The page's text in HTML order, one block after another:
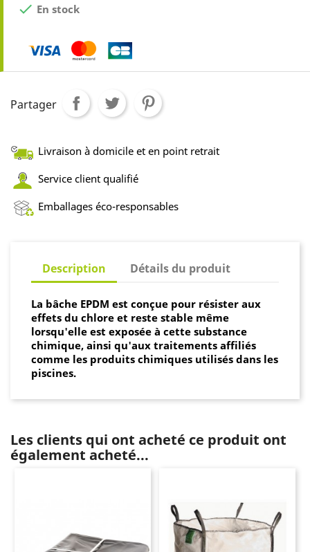
 En stock
Partager
Livraison à domicile et en point retrait
Service client qualifié
Emballages éco-responsables
Description Détails du produit
La bâche EPDM est conçue pour résister aux
effets du chlore et reste stable même
lorsqu'elle est exposée à cette substance
chimique, ainsi qu'aux traitements affiliés
comme les produits chimiques utilisés dans les
piscines.
Les clients qui ont acheté ce produit ont
également acheté...